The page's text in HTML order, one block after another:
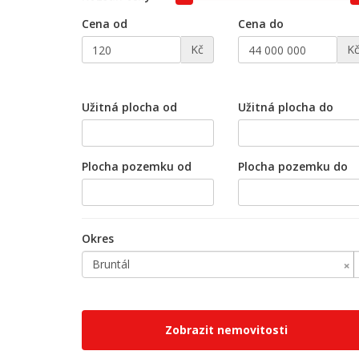
Cena od
Kč
Cena do
Kč
Užitná plocha od Užitná plocha do
Plocha pozemku od Plocha pozemku do
Okres
×
Bruntál
Zobrazit nemovitosti